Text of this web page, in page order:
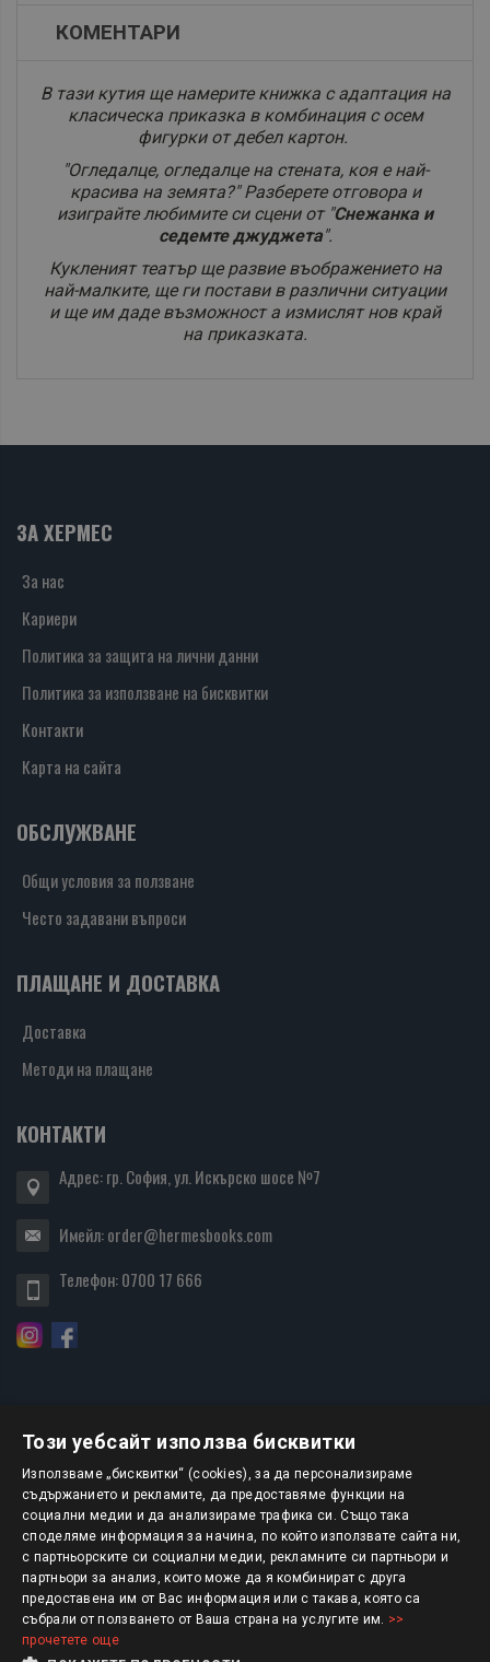
КОМЕНТАРИ
В тази кутия ще намерите книжка с адаптация на
класическа приказка в комбинация с осем
фигурки от дебел картон.
"Огледалце, огледалце на стената, коя е най-
красива на земята?" Разберете отговора и
изиграйте любимите си сцени от "Снежанка и
седемте джуджета".
Кукленият театър ще развие въображението на
най-малките, ще ги постави в различни ситуации
и ще им даде възможност а измислят нов край
на приказката.
ЗА ХЕРМЕС
За нас
Кариери
Политика за защита на лични данни
Политика за използване на бисквитки
Контакти
Карта на сайта
ОБСЛУЖВАНЕ
Общи условия за ползване
Често задавани въпроси
ПЛАЩАНЕ И ДОСТАВКА
Доставка
Методи на плащане
КОНТАКТИ
Адрес: гр. София, ул. Искърско шосе №7
Имейл:order@hermesbooks.com
Телефон:0700 17 666
БЮЛЕТИН
АБОНИРАНЕ
Авторско право © 2025 HERMESBOOKS.BG
1 EUR = 1.95583 BGN
Този уебсайт използва бисквитки
Използваме „бисквитки“ (cookies), за да персонализираме
съдържанието и рекламите, да предоставяме функции на
социални медии и да анализираме трафика си. Също така
споделяме информация за начина, по който използвате сайта ни,
с партньорските си социални медии, рекламните си партньори и
партньори за анализ, които може да я комбинират с друга
предоставена им от Вас информация или с такава, която са
събрали от ползването от Ваша страна на услугите им. >>
прочетете още